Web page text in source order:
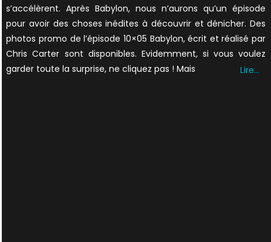
s’accélèrent. Après Babylon, nous n’aurons qu’un épisode
pour avoir des choses inédites à découvrir et dénicher. Des
photos promo de l’épisode 10×05 Babylon, écrit et réalisé par
Chris Carter sont disponibles. Evidemment, si vous voulez
garder toute la surprise, ne cliquez pas ! Mais
Lire…